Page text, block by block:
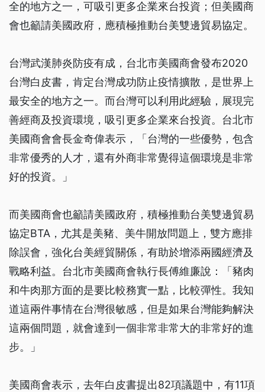
全的地方之一，可吸引更多企業來台投資；但美國商
會也籲請美國政府，應積極推動台美雙邊貿易協定。
台灣武漢肺炎防疫有成，台北市美國商會發布2020
台灣白皮書，肯定台灣成功防止疫情擴散，是世界上
最安全的地方之一。而台灣可以利用此經驗，展現完
善經商及投資環境，吸引更多企業來台投資。台北市
美國商會會長金奇偉表示，「台灣的一些優勢，包含
非常優秀的人才，還有外商非常覺得這個環境是非常
好的投資。」
而美國商會也籲請美國政府，積極推動台美雙邊貿易
協定BTA，尤其是美豬、美牛開放問題上，雙方應排
除誤會，強化台美經貿關係，有助於增添兩國經濟及
戰略利益。台北市美國商會執行長傅維廉說：「豬肉
和牛肉那方面的是要比較務實一點，比較彈性。我知
道這兩件事情在台灣很敏感，但是如果台灣能夠解決
這兩個問題，就會達到一個非常非常大的非常好的進
步。」
美國商會表示，去年白皮書提出82項議題中，有11項